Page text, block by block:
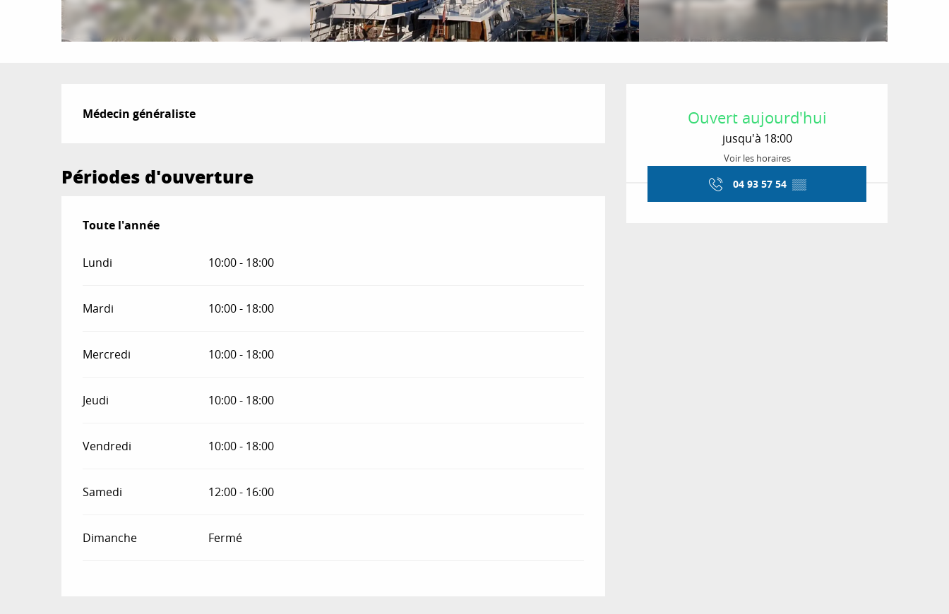
Ouverture et
Ouvert aujourd'hui
jusqu'à 18:00
Voir les horaires
04 93 57 54 ▒▒
Description
Médecin généraliste
Périodes d'ouverture
Toute l'année
Toute l'année
Lundi 10:00 - 18:00
Mardi 10:00 - 18:00
Mercredi 10:00 - 18:00
Jeudi 10:00 - 18:00
Vendredi 10:00 - 18:00
Samedi 12:00 - 16:00
Dimanche Fermé